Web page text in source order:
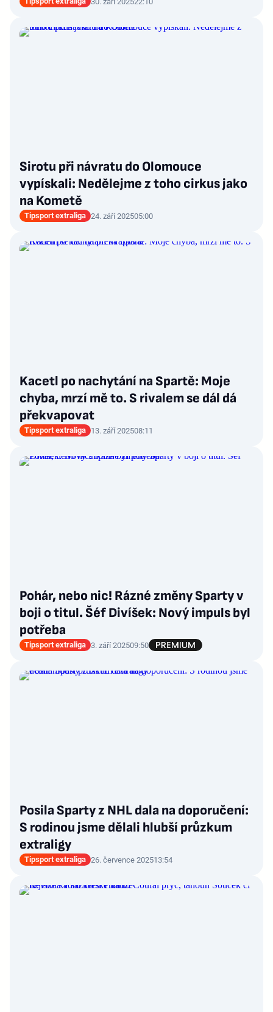
Sirotu při návratu do Olomouce
vypískali: Nedělejme z toho cirkus jako
na Kometě
Tipsport extraliga 24. září 202505:00
Kacetl po nachytání na Spartě: Moje
chyba, mrzí mě to. S rivalem se dál dá
překvapovat
Tipsport extraliga 13. září 202508:11
Pohár, nebo nic! Rázné změny Sparty v
boji o titul. Šéf Divíšek: Nový impuls byl
potřeba
Tipsport extraliga 3. září 202509:50
Posila Sparty z NHL dala na doporučení:
S rodinou jsme dělali hlubší průzkum
extraligy
Tipsport extraliga 26. července 202513:54